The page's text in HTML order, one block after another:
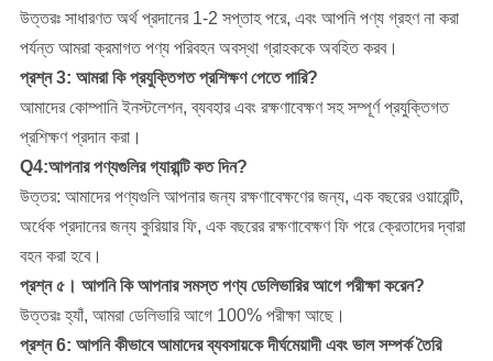
উত্তরঃ সাধারণত অর্থ প্রদানের 1-2 সপ্তাহ পরে, এবং আপনি পণ্য গ্রহণ না করা
পর্যন্ত আমরা ক্রমাগত পণ্য পরিবহন অবস্থা গ্রাহককে অবহিত করব।
প্রশ্ন 3: আমরা কি প্রযুক্তিগত প্রশিক্ষণ পেতে পারি?
আমাদের কোম্পানি ইনস্টলেশন, ব্যবহার এবং রক্ষণাবেক্ষণ সহ সম্পূর্ণ প্রযুক্তিগত
প্রশিক্ষণ প্রদান করা।
Q4:আপনার পণ্যগুলির গ্যারান্টি কত দিন?
উত্তর: আমাদের পণ্যগুলি আপনার জন্য রক্ষণাবেক্ষণের জন্য, এক বছরের ওয়ারেন্টি,
অর্ধেক প্রদানের জন্য কুরিয়ার ফি, এক বছরের রক্ষণাবেক্ষণ ফি পরে ক্রেতাদের দ্বারা
বহন করা হবে।
প্রশ্ন ৫। আপনি কি আপনার সমস্ত পণ্য ডেলিভারির আগে পরীক্ষা করেন?
উত্তরঃ হ্যাঁ, আমরা ডেলিভারি আগে 100% পরীক্ষা আছে।
প্রশ্ন 6: আপনি কীভাবে আমাদের ব্যবসায়কে দীর্ঘমেয়াদী এবং ভাল সম্পর্ক তৈরি